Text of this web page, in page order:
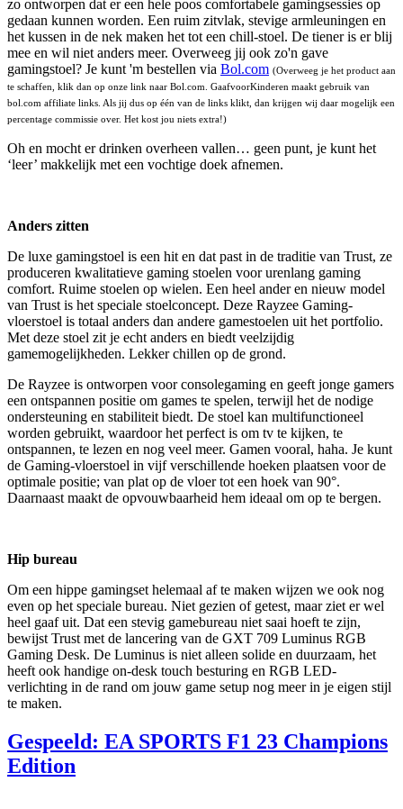
zo ontworpen dat er een hele poos comfortabele gamingsessies op
gedaan kunnen worden. Een ruim zitvlak, stevige armleuningen en
het kussen in de nek maken het tot een chill-stoel. De tiener is er blij
mee en wil niet anders meer. Overweeg jij ook zo'n gave
gamingstoel? Je kunt 'm bestellen via Bol.com (Overweeg je het product aan
te schaffen, klik dan op onze link naar Bol.com. GaafvoorKinderen maakt gebruik van
bol.com affiliate links. Als jij dus op één van de links klikt, dan krijgen wij daar mogelijk een
percentage commissie over. Het kost jou niets extra!)
Oh en mocht er drinken overheen vallen… geen punt, je kunt het
‘leer’ makkelijk met een vochtige doek afnemen.
Anders zitten
De luxe gamingstoel is een hit en dat past in de traditie van Trust, ze
produceren kwalitatieve gaming stoelen voor urenlang gaming
comfort. Ruime stoelen op wielen. Een heel ander en nieuw model
van Trust is het speciale stoelconcept. Deze Rayzee Gaming-
vloerstoel is totaal anders dan andere gamestoelen uit het portfolio.
Met deze stoel zit je echt anders en biedt veelzijdig
gamemogelijkheden. Lekker chillen op de grond.
De Rayzee is ontworpen voor consolegaming en geeft jonge gamers
een ontspannen positie om games te spelen, terwijl het de nodige
ondersteuning en stabiliteit biedt. De stoel kan multifunctioneel
worden gebruikt, waardoor het perfect is om tv te kijken, te
ontspannen, te lezen en nog veel meer. Gamen vooral, haha. Je kunt
de Gaming-vloerstoel in vijf verschillende hoeken plaatsen voor de
optimale positie; van plat op de vloer tot een hoek van 90°.
Daarnaast maakt de opvouwbaarheid hem ideaal om op te bergen.
Hip bureau
Om een hippe gamingset helemaal af te maken wijzen we ook nog
even op het speciale bureau. Niet gezien of getest, maar ziet er wel
heel gaaf uit. Dat een stevig gamebureau niet saai hoeft te zijn,
bewijst Trust met de lancering van de GXT 709 Luminus RGB
Gaming Desk. De Luminus is niet alleen solide en duurzaam, het
heeft ook handige on-desk touch besturing en RGB LED-
verlichting in de rand om jouw game setup nog meer in je eigen stijl
te maken.
Gespeeld: EA SPORTS F1 23 Champions
Edition